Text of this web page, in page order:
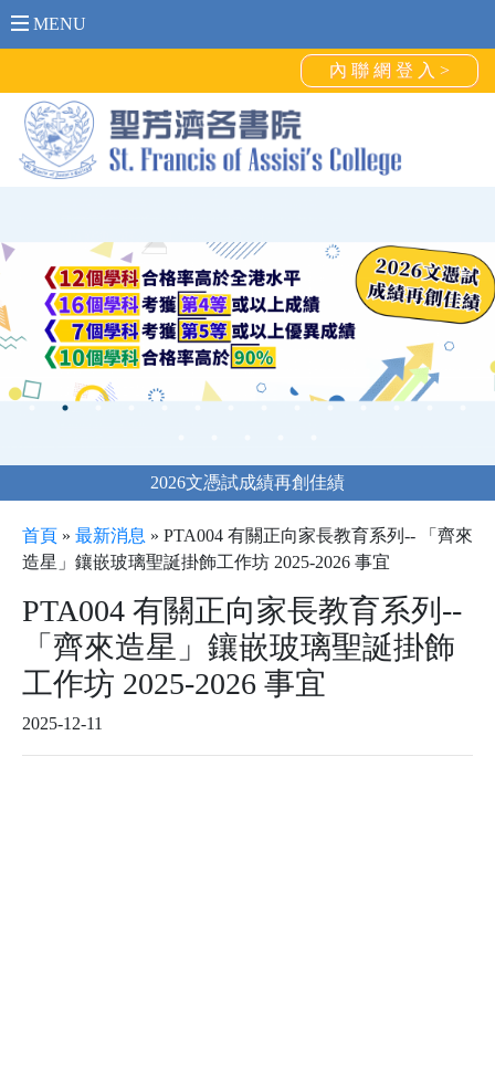
MENU
內 聯 網 登 入 >
2026文憑試成績再創佳績
首頁 » 最新消息 » PTA004 有關正向家長教育系列-- 「齊來
造星」鑲嵌玻璃聖誕掛飾工作坊 2025-2026 事宜
PTA004 有關正向家長教育系列--
「齊來造星」鑲嵌玻璃聖誕掛飾
工作坊 2025-2026 事宜
2025-12-11